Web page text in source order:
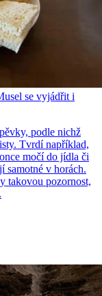
se vyjádřit i
podle nichž
Tvrdí například,
močí do jídla či
samotné v horách.
takovou pozornost,